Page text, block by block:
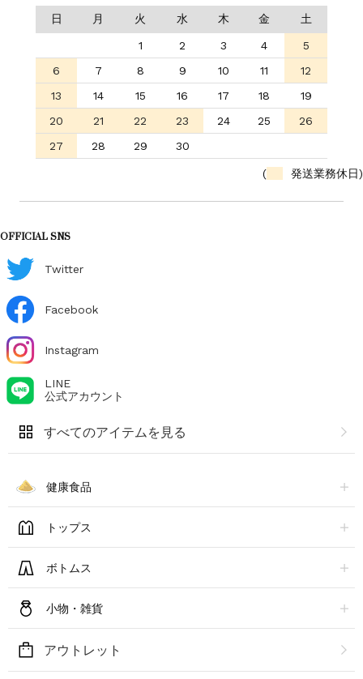
日 月 火 水 木 金 土
1 2 3 4
5
6
7 8 9 10 11
12
13
14 15 16 17 18
19
20
21 22 23 24 25
26
27
28 29 30
( 発送業務休日)
OFFICIAL SNS
Twitter
Facebook
Instagram
LINE
公式アカウント
すべてのアイテムを見る
健康食品
トップス
ボトムス
小物・雑貨
アウトレット